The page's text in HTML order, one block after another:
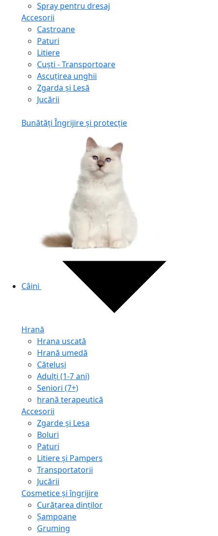
Spray pentru dresaj
Accesorii
Castroane
Paturi
Litiere
Сuști - Transportoare
Ascuţirea unghii
Zgarda și Lesă
Jucării
Bunătăți Îngrijire și protecție
Câini
Hrană
Hrana uscată
Hrană umedă
Cățeluși
Adulți (1-7 ani)
Seniori (7+)
hrană terapeutică
Accesorii
Zgarde și Lesa
Boluri
Paturi
Litiere și Pampers
Transportatorii
Jucării
Cosmetice și îngrijire
Curățarea dinților
Șampoane
Gruming